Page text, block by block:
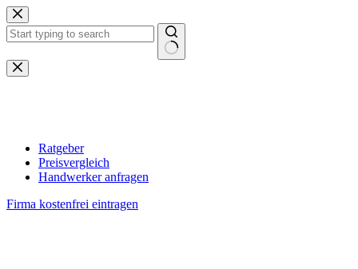
Zum
Inhalt
springen
Keine
Ergebnisse
Ratgeber
Preisvergleich
Handwerker anfragen
Firma kostenfrei eintragen